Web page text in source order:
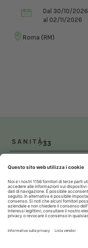
Dal 30/10/2026
al 02/11/2026
Roma (RM)